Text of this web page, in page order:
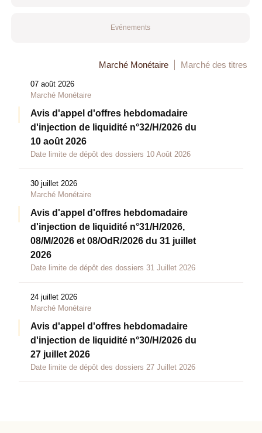
Evénements
Marché Monétaire Marché des titres
07 août 2026
Marché Monétaire
Avis d'appel d'offres hebdomadaire
d'injection de liquidité n°32/H/2026 du
10 août 2026
Date limite de dépôt des dossiers 10 Août 2026
30 juillet 2026
Marché Monétaire
Avis d'appel d'offres hebdomadaire
d'injection de liquidité n°31/H/2026,
08/M/2026 et 08/OdR/2026 du 31 juillet
2026
Date limite de dépôt des dossiers 31 Juillet 2026
24 juillet 2026
Marché Monétaire
Avis d'appel d'offres hebdomadaire
d'injection de liquidité n°30/H/2026 du
27 juillet 2026
Date limite de dépôt des dossiers 27 Juillet 2026